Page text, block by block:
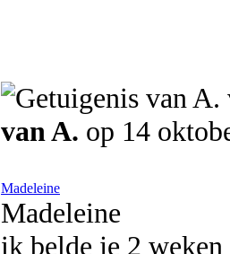
van A. op 14
Madeleine
Madeleine
ik belde je 2 weken